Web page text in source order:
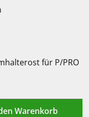
für P/PRO
Warenkorb